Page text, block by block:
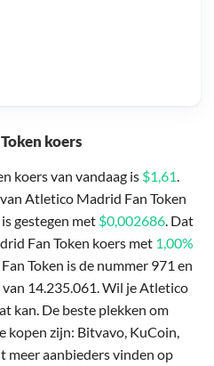
koers
koers van vandaag is $1,61.
Atletico Madrid Fan Token
gestegen met $0,002686. Dat
Fan Token koers met 1,00%
Token is de nummer 971 en
14.235.061. Wil je Atletico
kan. De beste plekken om
kopen zijn: Bitvavo, KuCoin,
meer aanbieders vinden op